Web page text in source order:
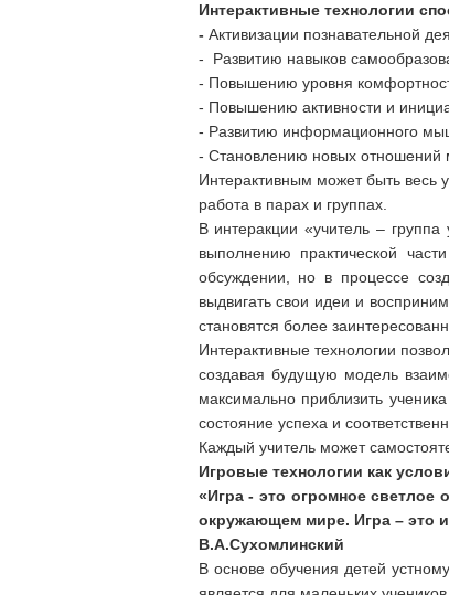
Интерактивные технологии
- Активизации познавательной
- Развитию навыков
- Повышению уровня
- Повышению активности и
- Развитию информационного
- Становлению новых
Интерактивным может быть весь
работа в парах и группах.
В интеракции «учитель –
выполнению практической
обсуждении, но в процессе
выдвигать свои идеи и
становятся более
Интерактивные технологии
создавая будущую модель
максимально приблизить
состояние успеха и
Каждый учитель может
Игровые технологии как
«Игра - это огромное светлое
окружающем мире. Игра – это
В.А.Сухомлинский
В основе обучения детей